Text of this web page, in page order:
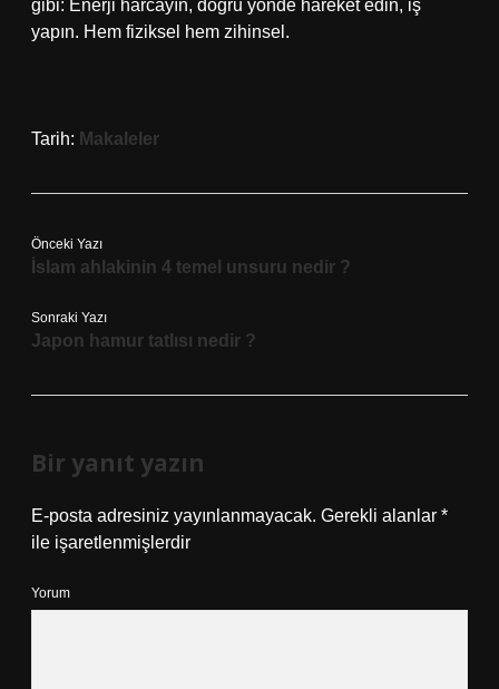
gibi: Enerji harcayın, doğru yönde hareket edin, iş
yapın. Hem fiziksel hem zihinsel.
Tarih: Makaleler
Önceki Yazı
İslam ahlakinin 4 temel unsuru nedir ?
Sonraki Yazı
Japon hamur tatlısı nedir ?
Bir yanıt yazın
E-posta adresiniz yayınlanmayacak. Gerekli alanlar *
ile işaretlenmişlerdir
Yorum